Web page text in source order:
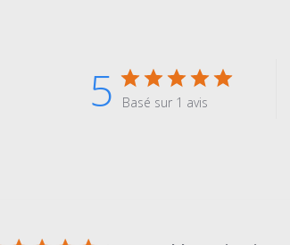
5 Basé sur 1 avis